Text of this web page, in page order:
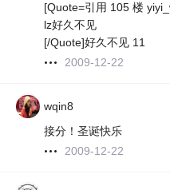
[Quote=引用 105 楼
lz好久不见
[/Quote]好久不见 11
2009-12-22
wqin8
接分！圣诞快乐
2009-12-22